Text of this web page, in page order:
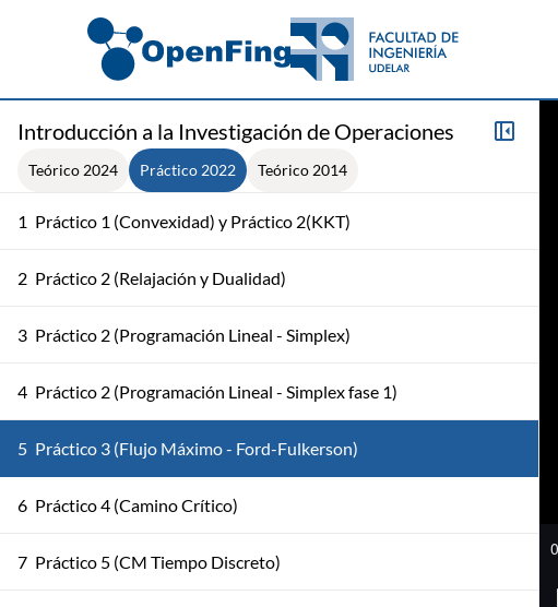
Introducción a la Investigación de Operaciones
Teórico 2024 Práctico 2022 Teórico 2014
1 Práctico 1 (Convexidad) y Práctico 2(KKT)
2 Práctico 2 (Relajación y Dualidad)
3 Práctico 2 (Programación Lineal - Simplex)
4 Práctico 2 (Programación Lineal - Simplex fase 1)
5 Práctico 3 (Flujo Máximo - Ford-Fulkerson)
6 Práctico 4 (Camino Crítico)
7 Práctico 5 (CM Tiempo Discreto)